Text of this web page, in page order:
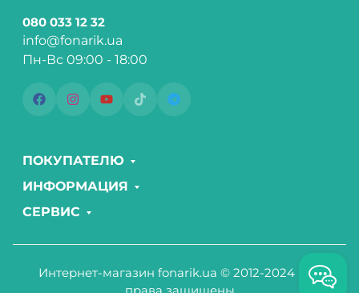
080 033 12 32
info@fonarik.ua
Пн-Вс 09:00 - 18:00
ПОКУПАТЕЛЮ
ИНФОРМАЦИЯ
СЕРВИС
Интернет-магазин fonarik.ua © 2012-2024 Все